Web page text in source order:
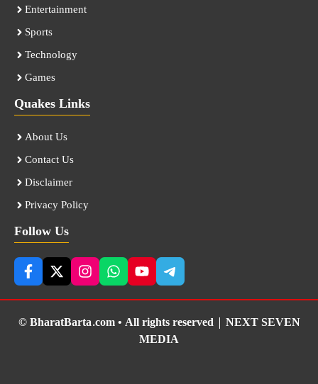
Entertainment
Sports
Technology
Games
Quakes Links
About Us
Contact Us
Disclaimer
Privacy Policy
Follow Us
© BharatBarta.com • All rights reserved | NEXT SEVEN
MEDIA